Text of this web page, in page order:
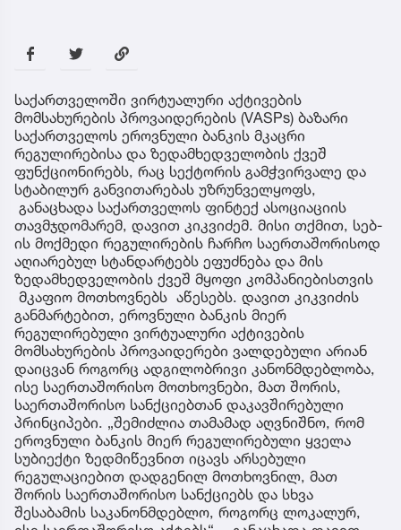
საქართველოში ვირტუალური აქტივების
მომსახურების პროვაიდერების (VASPs) ბაზარი
საქართველოს ეროვნული ბანკის მკაცრი
რეგულირებისა და ზედამხედველობის ქვეშ
ფუნქციონირებს, რაც სექტორის გამჭვირვალე და
სტაბილურ განვითარებას უზრუნველყოფს,
განაცხადა საქართველოს ფინტექ ასოციაციის
თავმჯდომარემ, დავით კიკვიძემ. მისი თქმით, სებ-
ის მოქმედი რეგულირების ჩარჩო საერთაშორისოდ
აღიარებულ სტანდარტებს ეფუძნება და მის
ზედამხედველობის ქვეშ მყოფი კომპანიებისთვის
მკაფიო მოთხოვნებს აწესებს. დავით კიკვიძის
განმარტებით, ეროვნული ბანკის მიერ
რეგულირებული ვირტუალური აქტივების
მომსახურების პროვაიდერები ვალდებული არიან
დაიცვან როგორც ადგილობრივი კანონმდებლობა,
ისე საერთაშორისო მოთხოვნები, მათ შორის,
საერთაშორისო სანქციებთან დაკავშირებული
პრინციპები. „შემიძლია თამამად აღვნიშნო, რომ
ეროვნული ბანკის მიერ რეგულირებული ყველა
სუბიექტი ზედმიწევნით იცავს არსებული
რეგულაციებით დადგენილ მოთხოვნილ, მათ
შორის საერთაშორისო სანქციებს და სხვა
შესაბამის საკანონმდებლო, როგორც ლოკალურ,